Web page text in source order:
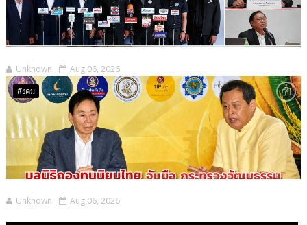
Unknown Aug 06, 2026
สังคม
Unknown Aug 06, 2026